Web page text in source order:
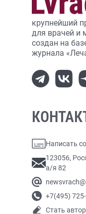
крупнейший
для врачей и
создан на
журнала
Написать
123056,
а/я 82
+7(495)
Стать